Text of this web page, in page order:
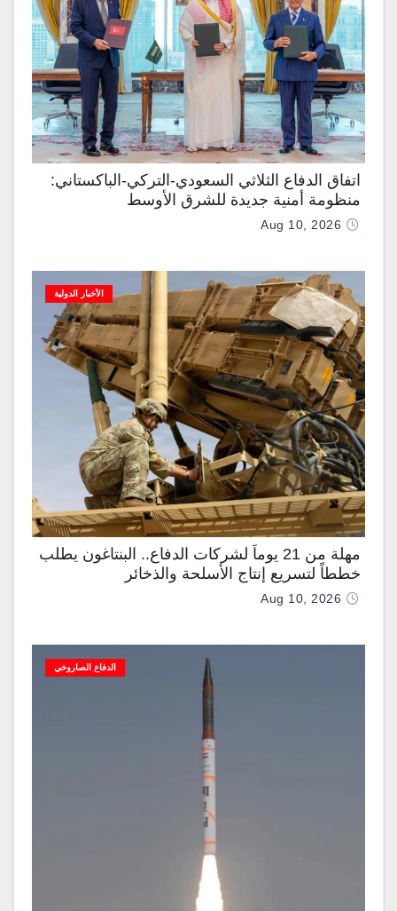
اتفاق الدفاع الثلاثي السعودي-التركي-الباكستاني:
منظومة أمنية جديدة للشرق الأوسط
Aug 10, 2026
الأخبار الدولية
مهلة من 21 يوماً لشركات الدفاع.. البنتاغون يطلب
خططاً لتسريع إنتاج الأسلحة والذخائر
Aug 10, 2026
الدفاع الصاروخي